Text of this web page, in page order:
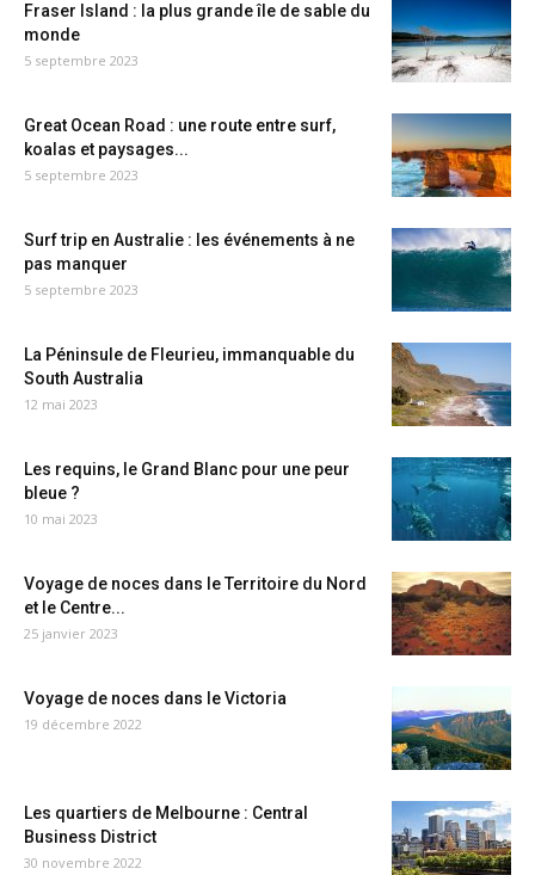
Fraser Island : la plus grande île de sable du
monde
5 septembre 2023
Great Ocean Road : une route entre surf,
koalas et paysages...
5 septembre 2023
Surf trip en Australie : les événements à ne
pas manquer
5 septembre 2023
La Péninsule de Fleurieu, immanquable du
South Australia
12 mai 2023
Les requins, le Grand Blanc pour une peur
bleue ?
10 mai 2023
Voyage de noces dans le Territoire du Nord
et le Centre...
25 janvier 2023
Voyage de noces dans le Victoria
19 décembre 2022
Les quartiers de Melbourne : Central
Business District
30 novembre 2022